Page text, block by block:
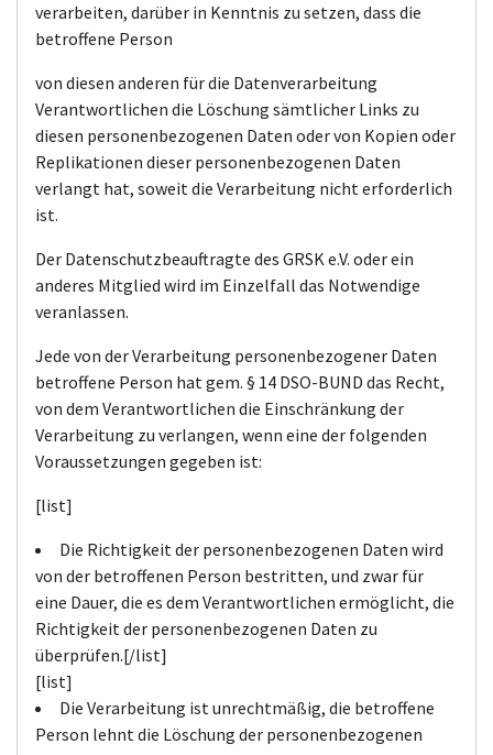
verarbeiten, darüber in Kenntnis zu setzen, dass die
betroffene Person
von diesen anderen für die Datenverarbeitung
Verantwortlichen die Löschung sämtlicher Links zu
diesen personenbezogenen Daten oder von Kopien oder
Replikationen dieser personenbezogenen Daten
verlangt hat, soweit die Verarbeitung nicht erforderlich
ist.
Der Datenschutzbeauftragte des GRSK e.V. oder ein
anderes Mitglied wird im Einzelfall das Notwendige
veranlassen.
Jede von der Verarbeitung personenbezogener Daten
betroffene Person hat gem. § 14 DSO-BUND das Recht,
von dem Verantwortlichen die Einschränkung der
Verarbeitung zu verlangen, wenn eine der folgenden
Voraussetzungen gegeben ist:
[list]
Die Richtigkeit der personenbezogenen Daten wird
von der betroffenen Person bestritten, und zwar für
eine Dauer, die es dem Verantwortlichen ermöglicht, die
Richtigkeit der personenbezogenen Daten zu
überprüfen.[/list]
[list]
Die Verarbeitung ist unrechtmäßig, die betroffene
Person lehnt die Löschung der personenbezogenen